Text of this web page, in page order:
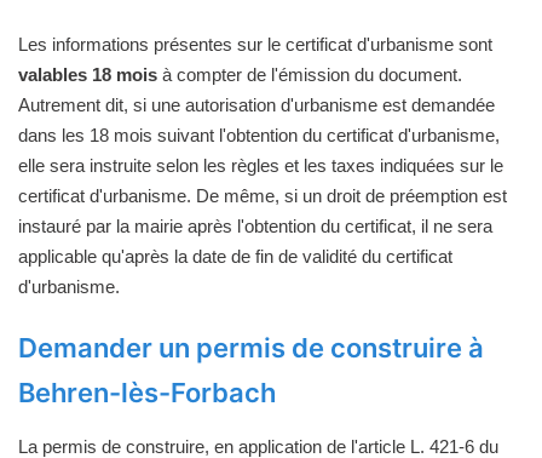
Les informations présentes sur le certificat d'urbanisme sont
valables 18 mois à compter de l'émission du document.
Autrement dit, si une autorisation d'urbanisme est demandée
dans les 18 mois suivant l'obtention du certificat d'urbanisme,
elle sera instruite selon les règles et les taxes indiquées sur le
certificat d'urbanisme. De même, si un droit de préemption est
instauré par la mairie après l'obtention du certificat, il ne sera
applicable qu'après la date de fin de validité du certificat
d'urbanisme.
Demander un permis de construire à
Behren-lès-Forbach
La permis de construire, en application de l'article L. 421-6 du